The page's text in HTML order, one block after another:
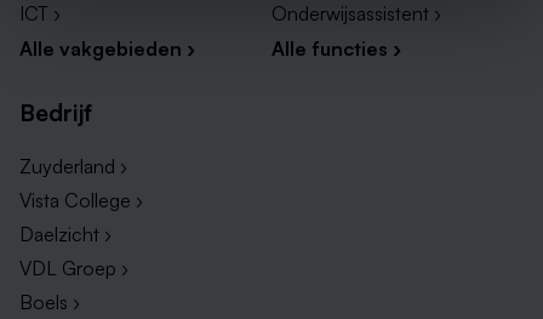
ICT ›
Alle vakgebieden ›
Onderwijsassistent ›
Alle functies ›
Bedrijf
Zuyderland ›
Vista College ›
Daelzicht ›
VDL Groep ›
Boels ›